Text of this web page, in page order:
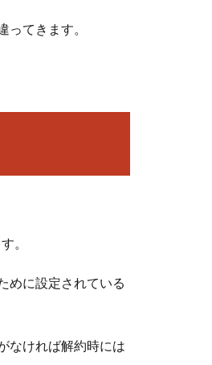
てきます。
。
めに設定されている
なければ解約時には